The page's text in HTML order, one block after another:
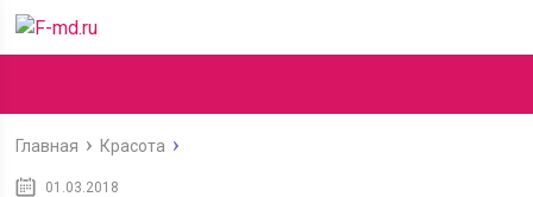
Главная Красота
01.03.2018